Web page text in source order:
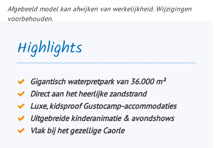
Afgebeeld model kan afwijken van werkelijkheid. Wijzigingen
voorbehouden.
Highlights
Gigantisch waterpretpark van 36.000 m²
Direct aan het heerlijke zandstrand
Luxe, kidsproof Gustocamp-accommodaties
Uitgebreide kinderanimatie & avondshows
Vlak bij het gezellige Caorle